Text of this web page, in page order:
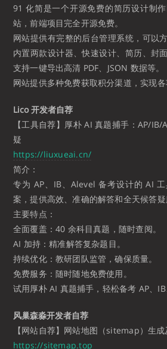
91 化简是一个开源免费的简历设计制
站，前端项目完全开源免费。
网站提供有完整的后台管理系统，可以
内置两款设计器、快速设计、简历、封
支持一键导出高清 PDF、JSON 数据等。
网站提供多种免费获取积分渠道，实现各
Lico 开发者自荐
【工具自荐】厚朴 AI 真题捕手：AP/
疑
https://liuxueai.cn/
简介：
专为 AP、IB、Alevel 备考设计的 AI
案，提供高效、准确的解答和全天候答疑
主要特点：
全面覆盖：40 余科目真题，随时查阅。
AI 加持：精准解答复杂题目。
持续优化：教研团队监管，确保质量。
免费服务：随时随地免费使用。
试用厚朴 AI 真题捕手，轻松备考 AP、
风巢森淼开发者自荐
【网站自荐】网站地图（sitemap）生
https://sitemap.top